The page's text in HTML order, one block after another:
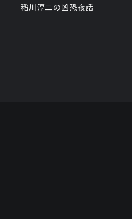
稲川淳二の凶恐夜話